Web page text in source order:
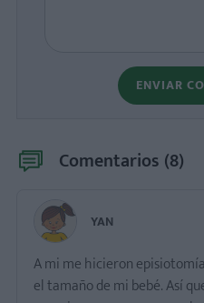
ENVIAR
Comentarios (8)
YAN
A mi me hicieron
el tamaño de mi bebé. Así